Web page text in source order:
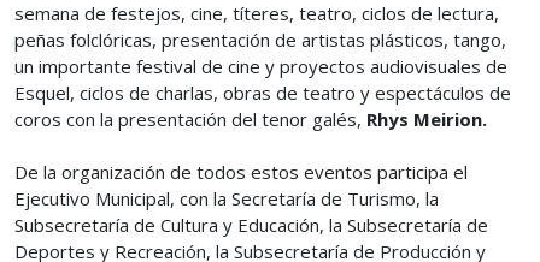
semana de festejos, cine, títeres, teatro, ciclos de lectura,
peñas folclóricas, presentación de artistas plásticos, tango,
un importante festival de cine y proyectos audiovisuales de
Esquel, ciclos de charlas, obras de teatro y espectáculos de
coros con la presentación del tenor galés, Rhys Meirion.
De la organización de todos estos eventos participa el
Ejecutivo Municipal, con la Secretaría de Turismo, la
Subsecretaría de Cultura y Educación, la Subsecretaría de
Deportes y Recreación, la Subsecretaría de Producción y